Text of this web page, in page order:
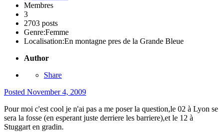
Membres
3
2703 posts
Genre:Femme
Localisation:En montagne pres de la Grande Bleue
Author
Share
Posted November 4, 2009
Pour moi c'est cool je n'ai pas a me poser la question,le 02 à Lyon se
sera la fosse (en esperant juste derriere les barriere),et le 12 à
Stuggart en gradin.